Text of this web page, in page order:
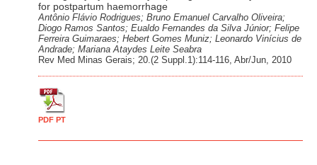
for postpartum haemorrhage
Antônio Flávio Rodrigues; Bruno Emanuel Carvalho Oliveira;
Diogo Ramos Santos; Eualdo Fernandes da Silva Júnior; Felipe
Ferreira Guimaraes; Hebert Gomes Muniz; Leonardo Vinícius de
Andrade; Mariana Ataydes Leite Seabra
Rev Med Minas Gerais; 20.(2 Suppl.1):114-116, Abr/Jun, 2010
PDF PT